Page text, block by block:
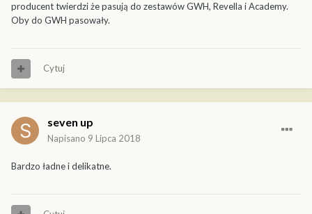
producent twierdzi że pasują do zestawów GWH, Revella i Academy.
Oby do GWH pasowały.
Cytuj
seven up
Napisano 9 Lipca 2018
Bardzo ładne i delikatne.